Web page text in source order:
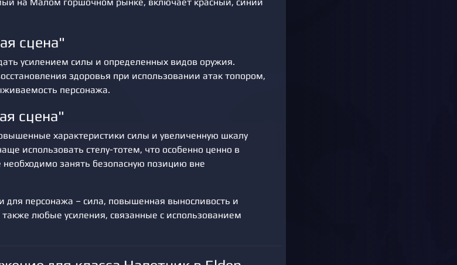
сцена"
усилением силы и определенных видов оружия.
здоровья при использовании атак топором,
персонажа.
сцена"
характеристики силы и увеличенную шкалу
использовать стелу-тотем, что особенно ценно в
необходимо занять безопасную позицию вне
для персонажа – сила, повышенная выносливость и
также любые усиления, связанные с использованием